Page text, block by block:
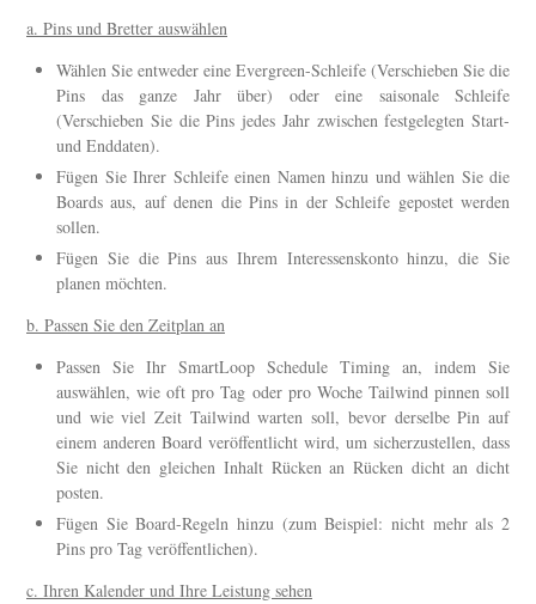
a. Pins und Bretter auswählen
Wählen Sie entweder eine Evergreen-Schleife (Verschieben Sie die
Pins das ganze Jahr über) oder eine saisonale Schleife
(Verschieben Sie die Pins jedes Jahr zwischen festgelegten Start-
und Enddaten).
Fügen Sie Ihrer Schleife einen Namen hinzu und wählen Sie die
Boards aus, auf denen die Pins in der Schleife gepostet werden
sollen.
Fügen Sie die Pins aus Ihrem Interessenskonto hinzu, die Sie
planen möchten.
b. Passen Sie den Zeitplan an
Passen Sie Ihr SmartLoop Schedule Timing an, indem Sie
auswählen, wie oft pro Tag oder pro Woche Tailwind pinnen soll
und wie viel Zeit Tailwind warten soll, bevor derselbe Pin auf
einem anderen Board veröffentlicht wird, um sicherzustellen, dass
Sie nicht den gleichen Inhalt Rücken an Rücken dicht an dicht
posten.
Fügen Sie Board-Regeln hinzu (zum Beispiel: nicht mehr als 2
Pins pro Tag veröffentlichen).
c. Ihren Kalender und Ihre Leistung sehen